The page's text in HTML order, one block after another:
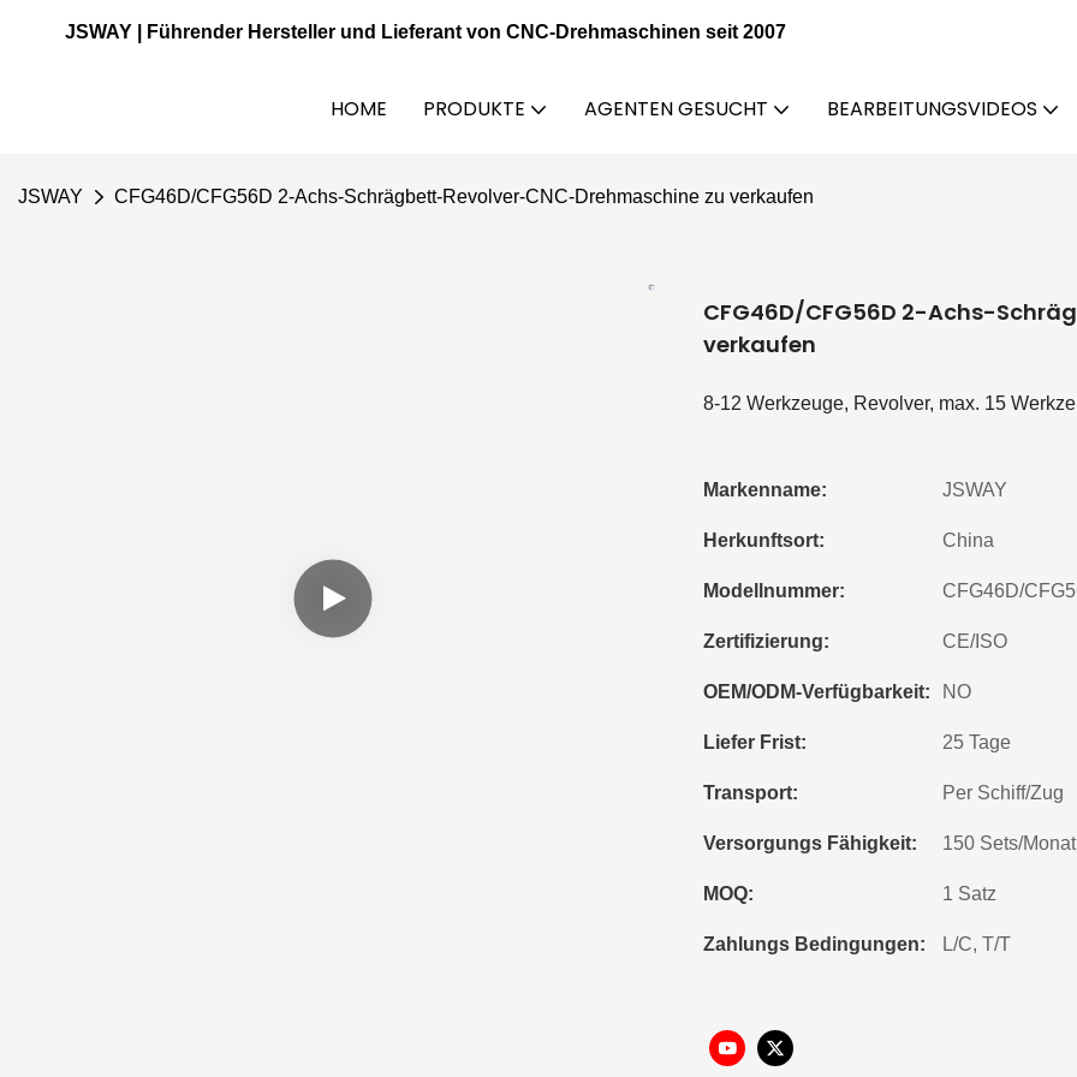
JSWAY | Führender Hersteller und Lieferant von CNC-Drehmaschinen seit 2007
HOME PRODUKTE AGENTEN GESUCHT BEARBEITUNGSVIDEOS
JSWAY CFG46D/CFG56D 2-Achs-Schrägbett-Revolver-CNC-Drehmaschine zu verkaufen
CFG46D/CFG56D 2-Achs-
verkaufen
8-12 Werkzeuge, Revolver, max. 15
Markenname: JSWAY
Herkunftsort: China
Modellnummer: CFG46D/
Zertifizierung: CE/ISO
OEM/ODM-Verfügbarkeit: NO
Liefer Frist: 25 Tage
Transport: Per Schiff/Zug
Versorgungs Fähigkeit: 150 Sets/Monat
MOQ: 1 Satz
Zahlungs Bedingungen: L/C, T/T